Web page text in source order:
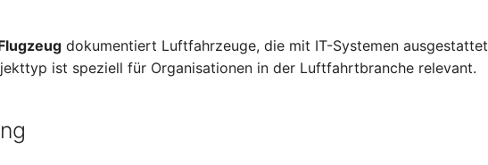
dokumentiert Luftfahrzeuge, die mit IT-Systemen ausgestattet
ist speziell für Organisationen in der Luftfahrtbranche relevant.